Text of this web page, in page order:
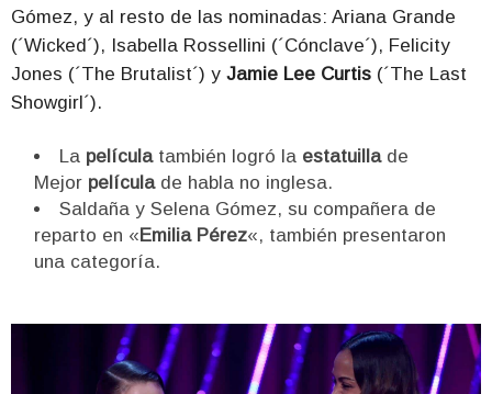
Gómez, y al resto de las nominadas: Ariana Grande
(´Wicked´), Isabella Rossellini (´Cónclave´), Felicity
Jones (´The Brutalist´) y Jamie Lee Curtis (´The Last
Showgirl´).
La películatambién logró la estatuillade
Mejor películade habla no inglesa.
Saldaña y Selena Gómez, su compañera de
reparto en «Emilia Pérez«, también presentaron
una categoría.